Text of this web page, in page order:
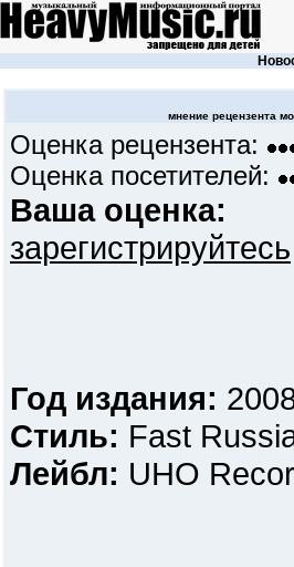
мнение рецензента
Оценка рецензента:
Оценка посетителей:
Ваша оценка:
зарегистрируйтесь
Год издания:
Стиль: Fast
Лейбл: UHO